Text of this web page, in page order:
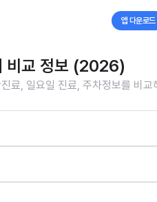
앱 다운로드
비교 정보 (2026)
료, 일요일 진료, 주차정보를 비교